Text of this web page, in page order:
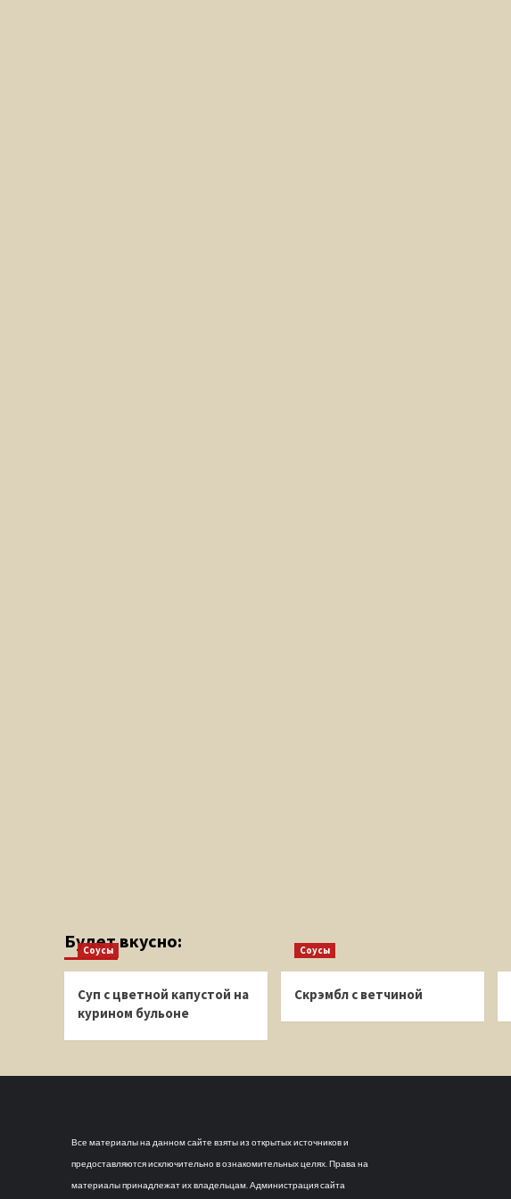
Будет вкусно:
Соусы
Суп с цветной капустой на
курином бульоне
Соусы
Скрэмбл с ветчиной
Все материалы на данном сайте взяты из открытых источников и
предоставляются исключительно в ознакомительных целях. Права на
материалы принадлежат их владельцам. Администрация сайта